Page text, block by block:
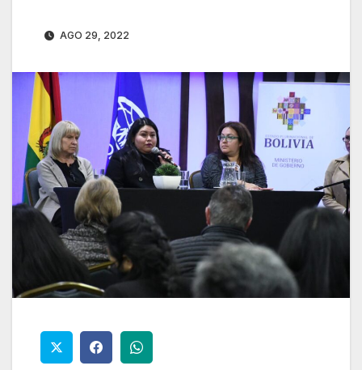
AGO 29, 2022